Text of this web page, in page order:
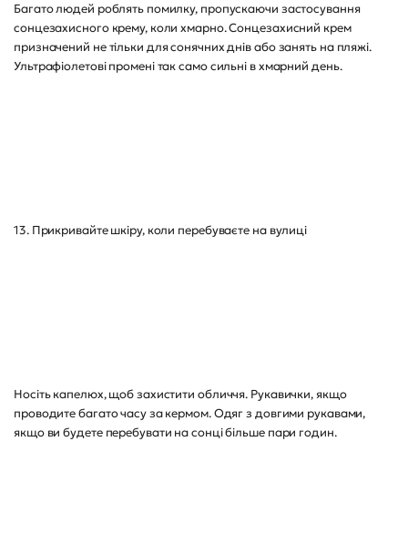
Багато людей роблять помилку, пропускаючи застосування
сонцезахисного крему, коли хмарно. Сонцезахисний крем
призначений не тільки для сонячних днів або занять на пляжі.
Ультрафіолетові промені так само сильні в хмарний день.
13. Прикривайте шкіру, коли перебуваєте на вулиці
Носіть капелюх, щоб захистити обличчя. Рукавички, якщо
проводите багато часу за кермом. Одяг з довгими рукавами,
якщо ви будете перебувати на сонці більше пари годин.